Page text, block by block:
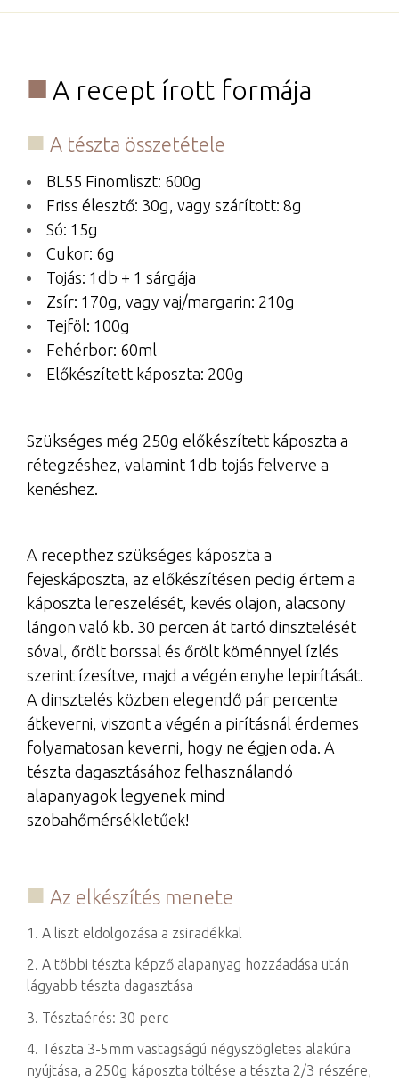
A recept írott formája
A tészta összetétele
BL55 Finomliszt: 600g
Friss élesztő: 30g, vagy szárított: 8g
Só: 15g
Cukor: 6g
Tojás: 1db + 1 sárgája
Zsír: 170g, vagy vaj/margarin: 210g
Tejföl: 100g
Fehérbor: 60ml
Előkészített káposzta: 200g
Szükséges még 250g előkészített káposzta a
rétegzéshez, valamint 1db tojás felverve a
kenéshez.
A recepthez szükséges káposzta a
fejeskáposzta, az előkészítésen pedig értem a
káposzta lereszelését, kevés olajon, alacsony
lángon való kb. 30 percen át tartó dinsztelését
sóval, őrölt borssal és őrölt köménnyel ízlés
szerint ízesítve, majd a végén enyhe lepirítását.
A dinsztelés közben elegendő pár percente
átkeverni, viszont a végén a pirításnál érdemes
folyamatosan keverni, hogy ne égjen oda. A
tészta dagasztásához felhasználandó
alapanyagok legyenek mind
szobahőmérsékletűek!
Az elkészítés menete
1. A liszt eldolgozása a zsiradékkal
2. A többi tészta képző alapanyag hozzáadása után
lágyabb tészta dagasztása
3. Tésztaérés: 30 perc
4. Tészta 3-5mm vastagságú négyszögletes alakúra
nyújtása, a 250g káposzta töltése a tészta 2/3 részére,